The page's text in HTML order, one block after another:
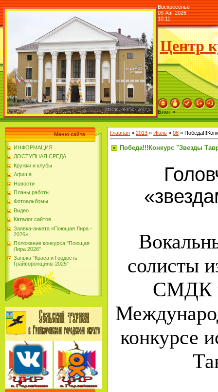
Воскресенье
09 Авг 2026
10:11
Центр
Блог »
Меню сайта
ИНФОРМАЦИЯ
ДОСТУПНАЯ СРЕДА
Кружки и клубы
Афиша
Новости
Планы работы
Фотоальбомы
Видео
Каталог сайтов
Заявка-анкета «Поющая Лира -
2026»
Положение конкурса "Поющая
Лира 2026"
Заявка "Краса и Гордость
Грайворонщины 2025"
Главная » 2013 » Июль » 08 »
Победа!!!Конкурс "Звезды
солисты
СМДК
конкурсе